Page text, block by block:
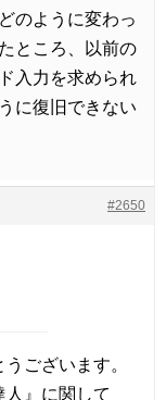
のように変わっ
ところ、以前の
入力を求められ
に復旧できない
#2650
ございます。
人』に関して